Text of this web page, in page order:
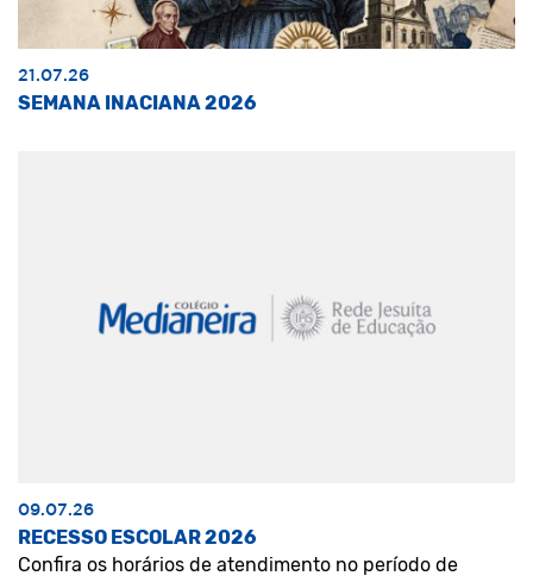
21.07.26
SEMANA INACIANA 2026
09.07.26
RECESSO ESCOLAR 2026
Confira os horários de atendimento no período de